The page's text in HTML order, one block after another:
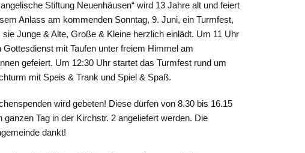
Stiftung Neuenhäusen“ wird 13 Jahre alt und feiert
Anlass am kommenden Sonntag, 9. Juni, ein Turmfest,
sie Junge & Alte, Große & Kleine herzlich einlädt. Um 11 Uhr
Gottesdienst mit Taufen unter freiem Himmel am
gefeiert. Um 12:30 Uhr startet das Turmfest rund um
mit Speis & Trank und Spiel & Spaß.
wird gebeten! Diese dürfen von 8.30 bis 16.15
ganzen Tag in der Kirchstr. 2 angeliefert werden. Die
dankt!